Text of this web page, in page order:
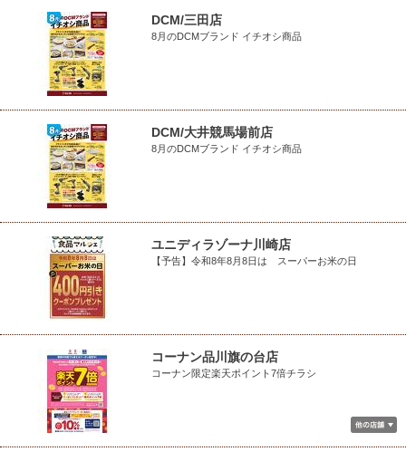
DCM/三田店
8月のDCMブランド イチオシ商品
DCM/大井競馬場前店
8月のDCMブランド イチオシ商品
ユニディラゾーナ川崎店
【予告】令和8年8月8日は スーパーお米の日
コーナン品川旗の台店
コーナン限定楽天ポイント7倍チラシ